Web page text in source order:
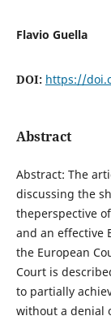
Flavio Guella
DOI: https://
Abstract
Abstract: The
discussing the
theperspective
and an effective
the European
Court is
to partially
without a denial